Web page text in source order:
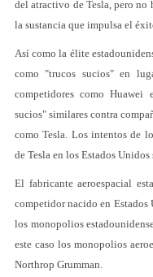
del atractivo de Tesla, pero
la sustancia que impulsa el
Así como la élite
como "trucos sucios" en
competidores como Huawei
sucios" similares contra
como Tesla. Los intentos de
de Tesla en los Estados
El fabricante aeroespacial
competidor nacido en Estados
los monopolios
este caso los monopolios
Northrop Grumman.